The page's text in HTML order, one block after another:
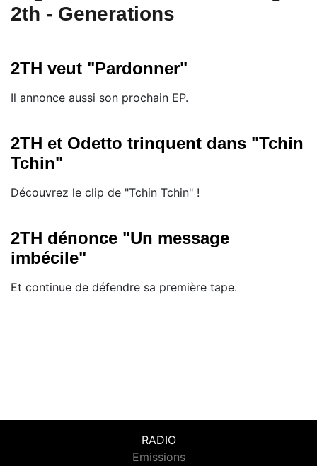
2th - Generations
2TH veut "Pardonner"
Il annonce aussi son prochain EP.
2TH et Odetto trinquent dans "Tchin
Tchin"
Découvrez le clip de "Tchin Tchin" !
2TH dénonce "Un message
imbécile"
Et continue de défendre sa première tape.
RADIO
Emissions